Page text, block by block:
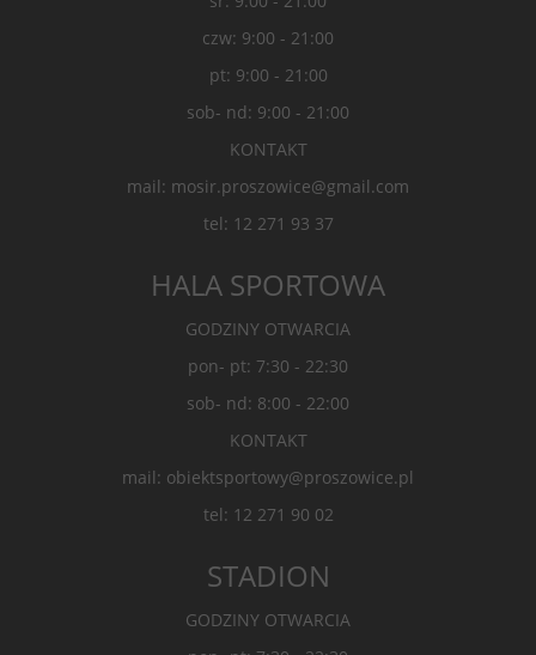
czw: 9:00 - 21:00
pt: 9:00 - 21:00
sob- nd: 9:00 - 21:00
KONTAKT
mail: mosir.proszowice@gmail.com
tel: 12 271 93 37
HALA SPORTOWA
GODZINY OTWARCIA
pon- pt: 7:30 - 22:30
sob- nd: 8:00 - 22:00
KONTAKT
mail: obiektsportowy@proszowice.pl
tel: 12 271 90 02
STADION
GODZINY OTWARCIA